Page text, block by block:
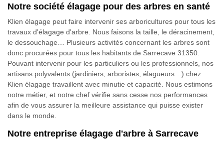
Notre société élagage pour des arbres en santé
Klien élagage peut faire intervenir ses arboricultures pour tous les
travaux d'élagage d'arbre. Nous faisons la taille, le déracinement,
le dessouchage… Plusieurs activités concernant les arbres sont
donc procurées pour tous les habitants de Sarrecave 31350.
Pouvant intervenir pour les particuliers ou les professionnels, nos
artisans polyvalents (jardiniers, arboristes, élagueurs…) chez
Klien élagage travaillent avec minutie et capacité. Nous estimons
notre métier, et notre chef vérifie sans cesse nos performances
afin de vous assurer la meilleure assistance qui puisse exister
dans le monde.
Notre entreprise élagage d'arbre à Sarrecave